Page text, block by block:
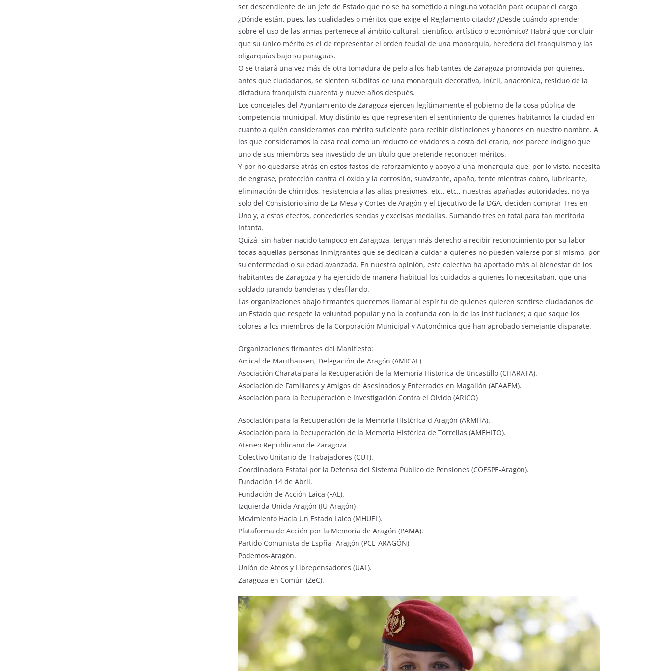
ser descendiente de un jefe de Estado que no se ha sometido a ninguna votación para ocupar el cargo.
¿Dónde están, pues, las cualidades o méritos que exige el Reglamento citado? ¿Desde cuándo aprender
sobre el uso de las armas pertenece al ámbito cultural, científico, artístico o económico? Habrá que concluir
que su único mérito es el de representar el orden feudal de una monarquía, heredera del franquismo y las
oligarquías bajo su paraguas.
O se tratará una vez más de otra tomadura de pelo a los habitantes de Zaragoza promovida por quienes,
antes que ciudadanos, se sienten súbditos de una monarquía decorativa, inútil, anacrónica, residuo de la
dictadura franquista cuarenta y nueve años después.
Los concejales del Ayuntamiento de Zaragoza ejercen legítimamente el gobierno de la cosa pública de
competencia municipal. Muy distinto es que representen el sentimiento de quienes habitamos la ciudad en
cuanto a quién consideramos con mérito suficiente para recibir distinciones y honores en nuestro nombre. A
los que consideramos la casa real como un reducto de vividores a costa del erario, nos parece indigno que
uno de sus miembros sea investido de un título que pretende reconocer méritos.
Y por no quedarse atrás en estos fastos de reforzamiento y apoyo a una monarquía que, por lo visto, necesita
de engrase, protección contra el óxido y la corrosión, suavizante, apaño, tente mientras cobro, lubricante,
eliminación de chirridos, resistencia a las altas presiones, etc., etc., nuestras apañadas autoridades, no ya
solo del Consistorio sino de La Mesa y Cortes de Aragón y el Ejecutivo de la DGA, deciden comprar Tres en
Uno y, a estos efectos, concederles sendas y excelsas medallas. Sumando tres en total para tan meritoria
Infanta.
Quizá, sin haber nacido tampoco en Zaragoza, tengan más derecho a recibir reconocimiento por su labor
todas aquellas personas inmigrantes que se dedican a cuidar a quienes no pueden valerse por sí mismo, por
su enfermedad o su edad avanzada. En nuestra opinión, este colectivo ha aportado más al bienestar de los
habitantes de Zaragoza y ha ejercido de manera habitual los cuidados a quienes lo necesitaban, que una
soldado jurando banderas y desfilando.
Las organizaciones abajo firmantes queremos llamar al espíritu de quienes quieren sentirse ciudadanos de
un Estado que respete la voluntad popular y no la confunda con la de las instituciones; a que saque los
colores a los miembros de la Corporación Municipal y Autonómica que han aprobado semejante disparate.
Organizaciones firmantes del Manifiesto:
Amical de Mauthausen, Delegación de Aragón (AMICAL).
Asociación Charata para la Recuperación de la Memoria Histórica de Uncastillo (CHARATA).
Asociación de Familiares y Amigos de Asesinados y Enterrados en Magallón (AFAAEM).
Asociación para la Recuperación e Investigación Contra el Olvido (ARICO)
Asociación para la Recuperación de la Memoria Histórica d Aragón (ARMHA).
Asociación para la Recuperación de la Memoria Histórica de Torrellas (AMEHITO).
Ateneo Republicano de Zaragoza.
Colectivo Unitario de Trabajadores (CUT).
Coordinadora Estatal por la Defensa del Sistema Público de Pensiones (COESPE-Aragón).
Fundación 14 de Abril.
Fundación de Acción Laica (FAL).
Izquierda Unida Aragón (IU-Aragón)
Movimiento Hacia Un Estado Laico (MHUEL).
Plataforma de Acción por la Memoria de Aragón (PAMA).
Partido Comunista de Espña- Aragón (PCE-ARAGÓN)
Podemos-Aragón.
Unión de Ateos y Librepensadores (UAL).
Zaragoza en Común (ZeC).